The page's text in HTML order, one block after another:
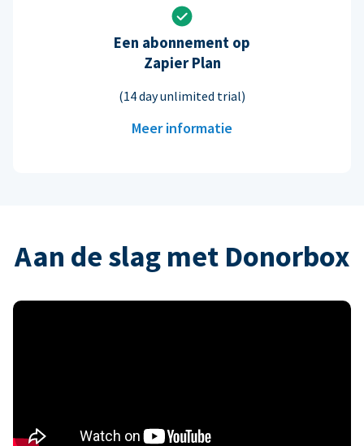
Een abonnement op
Zapier Plan
(14 day unlimited trial)
Meer informatie
Aan de slag met Donorbox